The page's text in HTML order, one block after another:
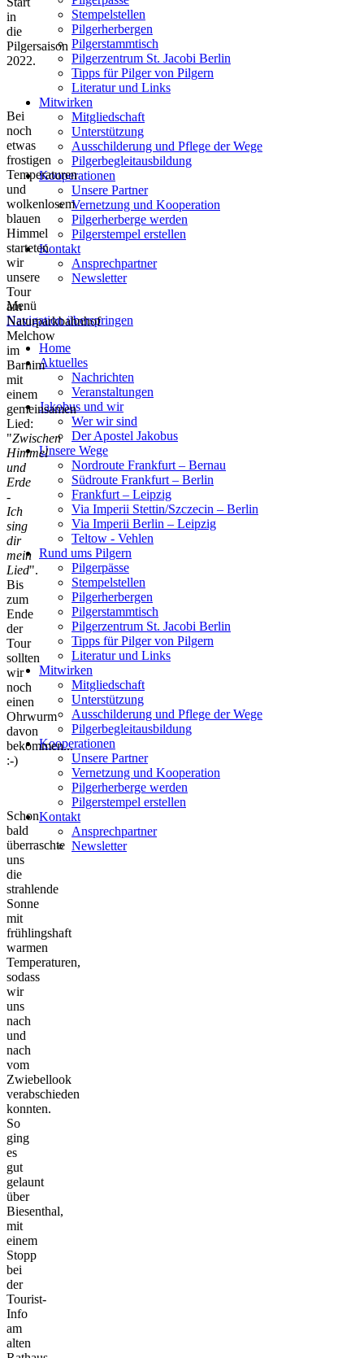
Stempelstellen
Pilgerherbergen
Pilgerstammtisch
Pilgerzentrum St. Jacobi Berlin
Tipps für Pilger von Pilgern
Literatur und Links
Mitwirken
Mitgliedschaft
Unterstützung
Ausschilderung und Pflege der Wege
Pilgerbegleitausbildung
Kooperationen
Unsere Partner
Vernetzung und Kooperation
Pilgerherberge werden
Pilgerstempel erstellen
Kontakt
Ansprechpartner
Newsletter
Menü
Navigation überspringen
Home
Aktuelles
Nachrichten
Veranstaltungen
Jakobus und wir
Wer wir sind
Der Apostel Jakobus
Unsere Wege
Nordroute Frankfurt – Bernau
Südroute Frankfurt – Berlin
Frankfurt – Leipzig
Via Imperii Stettin/Szczecin – Berlin
Via Imperii Berlin – Leipzig
Teltow - Vehlen
Rund ums Pilgern
Pilgerpässe
Stempelstellen
Pilgerherbergen
Pilgerstammtisch
Pilgerzentrum St. Jacobi Berlin
Tipps für Pilger von Pilgern
Literatur und Links
Mitwirken
Mitgliedschaft
Unterstützung
Ausschilderung und Pflege der Wege
Pilgerbegleitausbildung
Kooperationen
Unsere Partner
Vernetzung und Kooperation
Pilgerherberge werden
Pilgerstempel erstellen
Kontakt
Ansprechpartner
Newsletter
in
die
Pilgersaison
2022.
Bei
noch
etwas
frostigen
Temperaturen
und
wolkenlosem
blauen
Himmel
starteten
wir
unsere
Tour
am
Naturparkbahnhof
Melchow
im
Barnim
mit
einem
gemeinsamen
Lied:
"Zwischen
Himmel
und
Erde
-
Ich
sing
dir
mein
Lied".
Bis
zum
Ende
der
Tour
sollten
wir
noch
einen
Ohrwurm
davon
bekommen...
:-)
Schon
bald
überraschte
uns
die
strahlende
Sonne
mit
frühlingshaft
warmen
Temperaturen,
sodass
wir
uns
nach
und
nach
vom
Zwiebellook
verabschieden
konnten.
So
ging
es
gut
gelaunt
über
Biesenthal,
mit
einem
Stopp
bei
der
Tourist-
Info
am
alten